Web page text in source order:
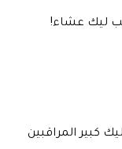
كبير المراقبين